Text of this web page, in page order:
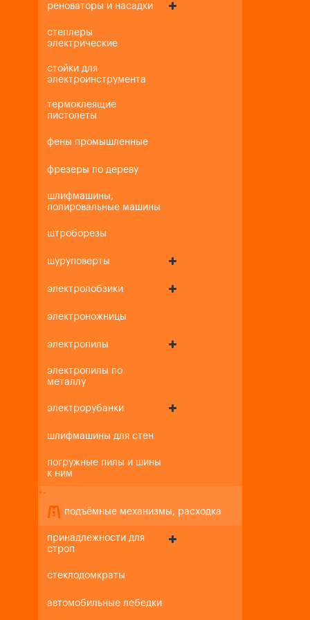
реноваторы и насадки
степлеры
электрические
стойки для
электроинструмента
термоклеящие
пистолеты
фены промышленные
фрезеры по дереву
шлифмашины,
полировальные машины
штроборезы
шуруповерты
электролобзики
электроножницы
электропилы
электропилы по
металлу
электрорубанки
шлифмашины для стен
погружные пилы и шины
к ним
+-
подъёмные механизмы, расходка
принадлежности для
строп
стеклодомкраты
автомобильные лебедки